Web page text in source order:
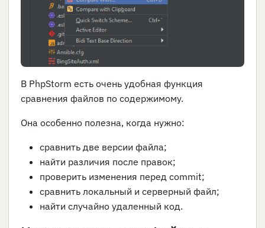
В PhpStorm есть очень удобная функция
сравнения файлов по содержимому.
Она особенно полезна, когда нужно:
сравнить две версии файла;
найти различия после правок;
проверить изменения перед commit;
сравнить локальный и серверный файл;
найти случайно удаленный код.